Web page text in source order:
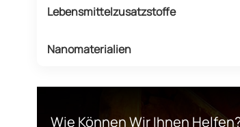
Lebensmittelzusatzstoffe
Nanomaterialien
Wie Können Wir Ihnen